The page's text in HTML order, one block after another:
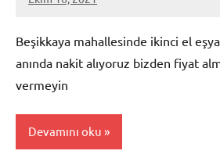
Mustafa
Beşikkaya mahallesinde ikinci el
anında nakit alıyoruz bizden fiyat
vermeyin
Devamını oku